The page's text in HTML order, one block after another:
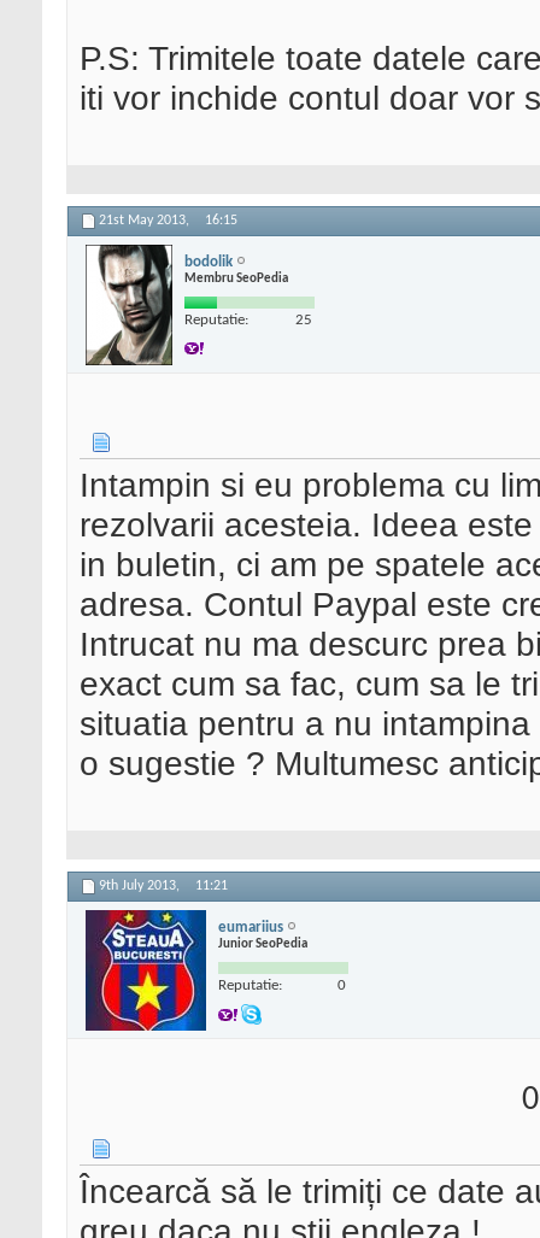
P.S: Trimitele toate datele
iti vor inchide contul doar vor
21st May 2013, 16:15
bodolik
Membru SeoPedia
Reputatie: 25
Intampin si eu problema cu
rezolvarii acesteia. Ideea
in buletin, ci am pe spatele
adresa. Contul Paypal este
Intrucat nu ma descurc prea
exact cum sa fac, cum sa le
situatia pentru a nu
o sugestie ? Multumesc
9th July 2013, 11:21
eumariius
Junior SeoPedia
Reputatie: 0
Încearcă să le trimiți ce date